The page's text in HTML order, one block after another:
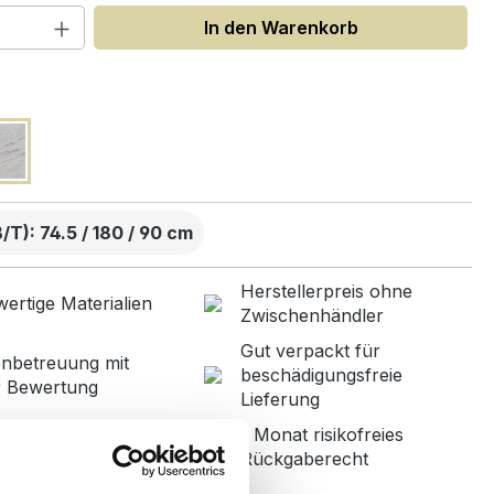
Anzahl: Gib den gewünschten Wert
In den Warenkorb
T): 74.5 / 180 / 90 cm
Materialien
Herstellerpreis ohne
Zwischenhändler
mit
Bewertung
Gut verpackt für
beschädigungsfreie
Lieferung
in Germany
1 Monat risikofreies
Rückgaberecht